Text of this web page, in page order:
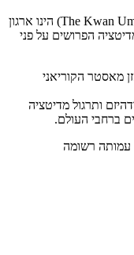
בית הספר לזן – "קואן אום" (The Kwan Um School of Zen) הינו ארגון
הפרושים על פני
מאסטר הקוריאני
ותרגול מדיטציה
ברחבי העולם.
עמותה רשומה